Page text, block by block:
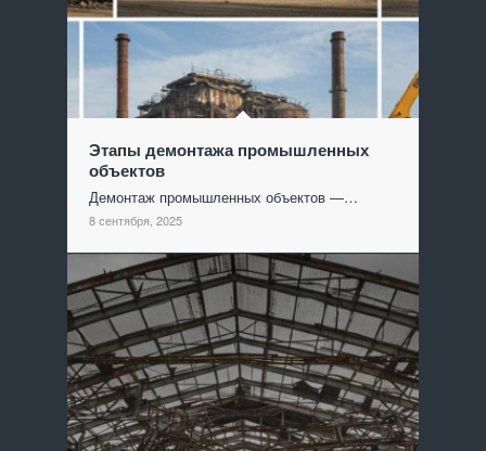
Этапы демонтажа промышленных
объектов
Демонтаж промышленных объектов —…
8 сентября, 2025